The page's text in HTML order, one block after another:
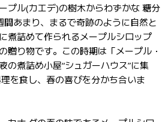
プル(カエデ)の樹木からわずかな 糖分
あまり、まるで奇跡のように自然と
煮詰めて作られるメープルシロップ
贈り物です。この時期は「メープル・
の煮詰め小屋“シュガーハウス”に集
を食し、春の喜びを分かち合いま